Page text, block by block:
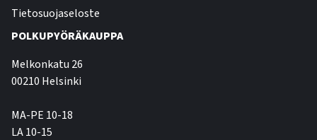
Tietosuojaseloste
POLKUPYÖRÄKAUPPA
Melkonkatu 26
00210 Helsinki
MA-PE 10-18
LA 10-15